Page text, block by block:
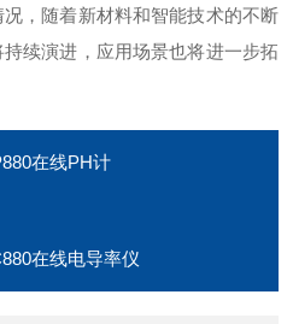
，随着新材料和智能技术的不断
续演进，应用场景也将进一步拓
在线PH计
在线电导率仪